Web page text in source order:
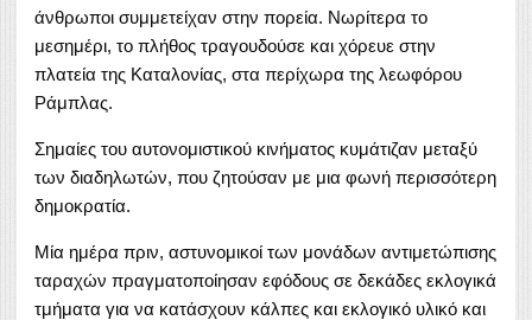
άνθρωποι συμμετείχαν στην πορεία. Νωρίτερα το
μεσημέρι, το πλήθος τραγουδούσε και χόρευε στην
πλατεία της Καταλονίας, στα περίχωρα της λεωφόρου
Ράμπλας.
Σημαίες του αυτονομιστικού κινήματος κυμάτιζαν μεταξύ
των διαδηλωτών, που ζητούσαν με μια φωνή περισσότερη
δημοκρατία.
Μία ημέρα πριν, αστυνομικοί των μονάδων αντιμετώπισης
ταραχών πραγματοποίησαν εφόδους σε δεκάδες εκλογικά
τμήματα για να κατάσχουν κάλπες και εκλογικό υλικό και